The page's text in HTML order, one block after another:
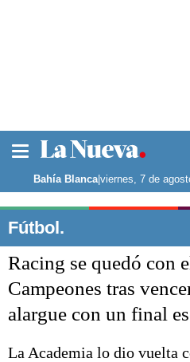
Noticias
La
El
Deportes
Liga
Bahía Blanca|viernes, 7 de
Fútbol.
Racing se quedó con
Campeones tras
alargue con un final
La Academia lo dio vuelta